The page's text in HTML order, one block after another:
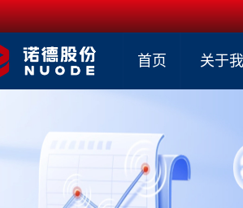
首页 关于